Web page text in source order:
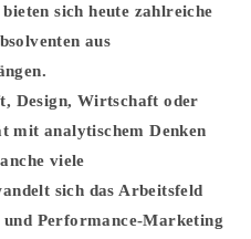
sich heute zahlreiche
aus
Design, Wirtschaft oder
mit analytischem Denken
viele
sich das Arbeitsfeld
Performance-Marketing